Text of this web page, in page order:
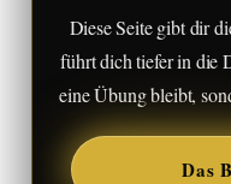
Diese Seite gibt dir
führt dich tiefer in die
eine Übung bleibt,
Das